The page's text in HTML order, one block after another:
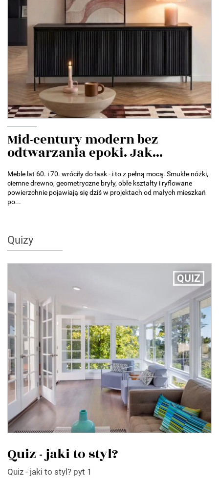
Mid-century modern bez
odtwarzania epoki. Jak...
Meble lat 60. i 70. wróciły do łask - i to z pełną mocą. Smukłe nóżki,
ciemne drewno, geometryczne bryły, obłe kształty i ryflowane
powierzchnie pojawiają się dziś w projektach od małych mieszkań
po...
Quizy
QUIZ
Quiz - jaki to styl?
Quiz - jaki to styl? pyt 1